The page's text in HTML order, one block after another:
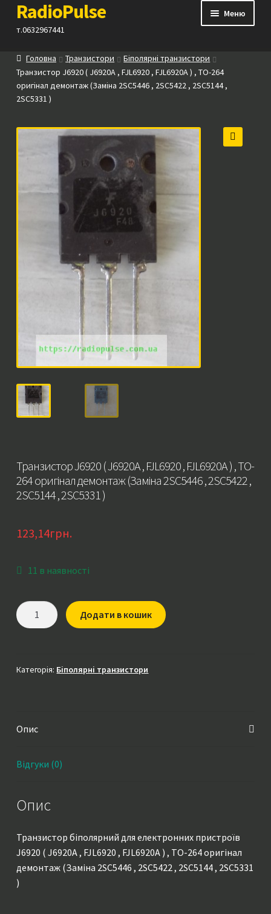
Перейти
до
Перейти
до
RadioPulse
т.0632967441
Меню
Каталог
Контакти
Прайс
Посилання
Головна Транзистори
Біполярні транзистори
Транзистор J6920 ( J6920A , FJL6920 , FJL6920A ) , TO-264
оригінал демонтаж (Заміна 2SC5446 , 2SC5422 , 2SC5144 ,
2SC5331 )
Транзистор J6920 ( J6920A , FJL6920 , FJL6920A ) , TO-
264 оригінал демонтаж (Заміна 2SC5446 , 2SC5422 ,
2SC5144 , 2SC5331 )
123,14грн.
11 в наявності
Транзистор
J6920
,
)
TO-
демонтаж
2SC5446
2SC5422
,
Додати в кошик
Категорія: Біполярні транзистори
Опис
Відгуки (0)
Опис
Транзистор біполярний для електронних пристроїв
J6920 ( J6920A , FJL6920 , FJL6920A ) , TO-264 оригінал
демонтаж (Заміна 2SC5446 , 2SC5422 , 2SC5144 , 2SC5331
)